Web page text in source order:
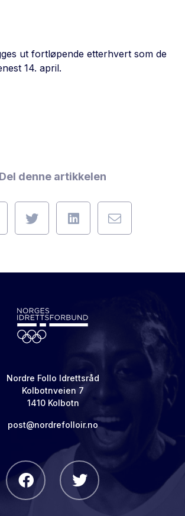
ut fortløpende etterhvert som de
14. april.
Del denne artikkelen
Nordre Follo Idrettsråd
Kolbotnveien 7
1410 Kolbotn
post@nordrefolloir.no